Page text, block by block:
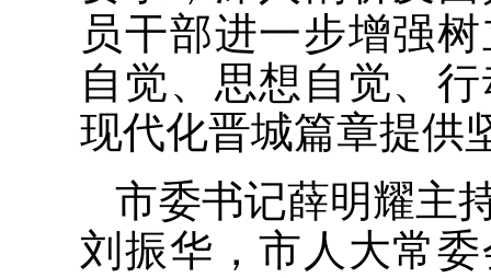
员干部进一步增强
自觉、思想自觉、
现代化晋城篇章提供
市委书记薛明耀主
刘振华，市人大常